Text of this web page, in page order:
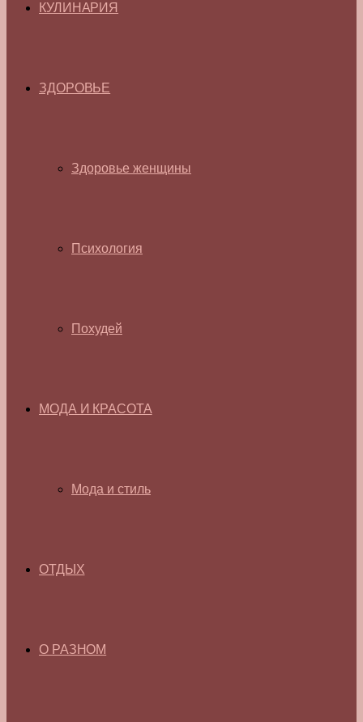
КУЛИНАРИЯ
ЗДОРОВЬЕ
Здоровье женщины
Психология
Похудей
МОДА И КРАСОТА
Мода и стиль
ОТДЫХ
О РАЗНОМ